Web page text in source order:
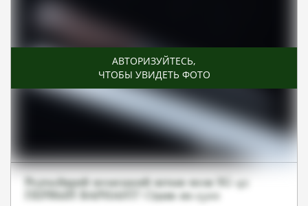
АВТОРИЗУЙТЕСЬ,
ЧТОБЫ УВИДЕТЬ ФОТО
Редчайший немецкий штык-нож SG-42
ПЕРВЫЙ ВАРИАНТ! Один из 1500